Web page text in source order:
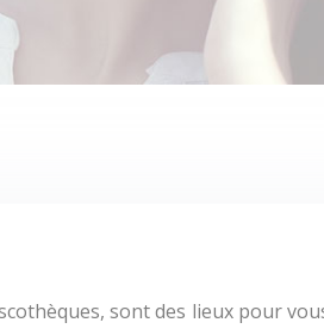
sont des lieux pour